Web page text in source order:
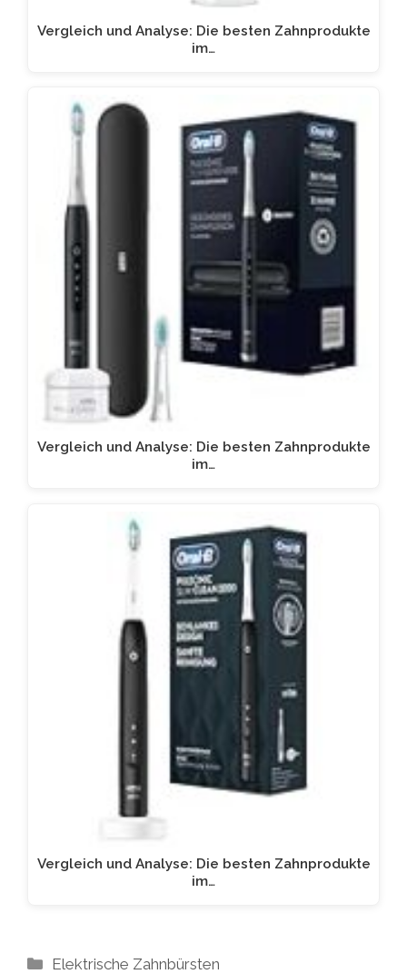
Vergleich und Analyse: Die besten Zahnprodukte
im…
Vergleich und Analyse: Die besten Zahnprodukte
im…
Vergleich und Analyse: Die besten Zahnprodukte
im…
Kategorien
Elektrische Zahnbürsten